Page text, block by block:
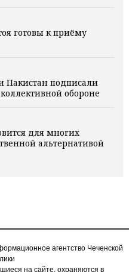
готовы к приёму
Пакистан подписали
обороне
для многих
альтернативой
агентство Чеченской
на сайте, охраняются в